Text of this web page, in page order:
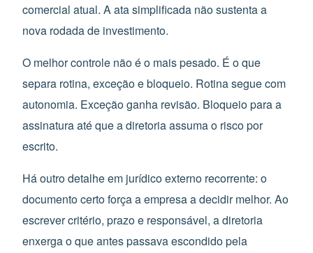
comercial atual. A ata simplificada não sustenta a
nova rodada de investimento.
O melhor controle não é o mais pesado. É o que
separa rotina, exceção e bloqueio. Rotina segue com
autonomia. Exceção ganha revisão. Bloqueio para a
assinatura até que a diretoria assuma o risco por
escrito.
Há outro detalhe em jurídico externo recorrente: o
documento certo força a empresa a decidir melhor. Ao
escrever critério, prazo e responsável, a diretoria
enxerga o que antes passava escondido pela